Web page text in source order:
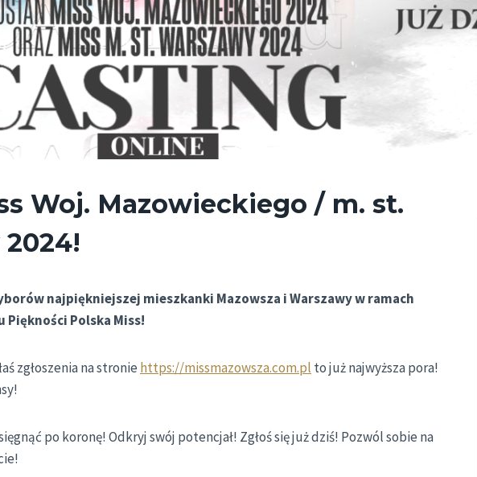
Woj. Mazowieckiego / m. st.
najpiękniejszej mieszkanki Mazowsza i Warszawy w ramach
Piękności Polska Miss!
zgłoszenia na stronie https://missmazowsza.com.pl to już najwyższa pora!
po koronę! Odkryj swój potencjał! Zgłoś się już dziś! Pozwól sobie na